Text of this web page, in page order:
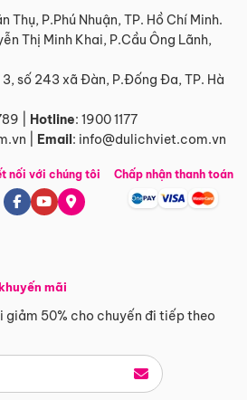
Thụ, P.Phú Nhuận, TP. Hồ Chí Minh.
Thị Minh Khai, P.Cầu Ông Lãnh,
số 243 xã Đàn, P.Đống Đa, TP. Hà
Hotline: 1900 1177
Email: info@dulichviet.com.vn
mãi
giảm 50% cho chuyến đi tiếp theo
nối với chúng tôi Chấp nhận thanh toán